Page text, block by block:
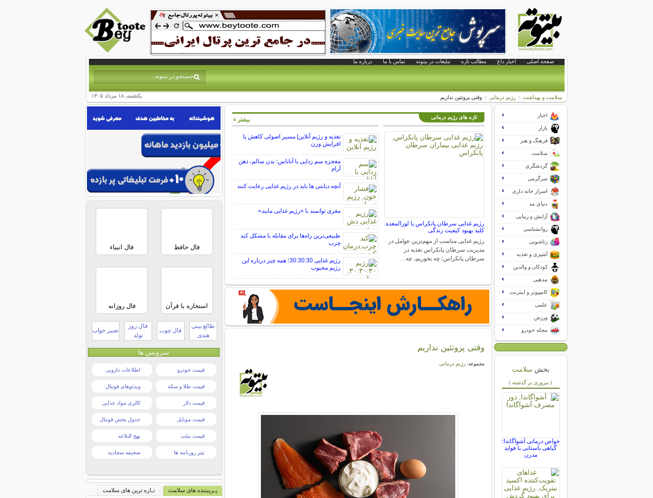
صفحه اصلی اخبار داغ مطالب تازه تبلیغات در بیتوته تماس با ما درباره ما
یکشنبه, ۱۸ مرداد ۱۴۰۵ سلامت و بهداشت رژیم درمانی وقتی پروتئین نداریم
تازه های رژیم درمانی
رژیم غذایی سرطان پانکراس یا لوزالمعده:
کلید بهبود کیفیت زندگی
رژیم غذایی مناسب از مهم‌ترین عوامل در
مدیریت سرطان پانکراس تغذیه در
سرطان پانکراس؛ چه بخوریم، چه…
تغذیه و رژیم آنلاین| مسیر اصولی کاهش یا
افزایش وزن
معجزه سم زدایی با آناناس؛ بدن سالم، ذهن
آرام
آنچه دیابتی ها باید در رژیم غذایی رعایت کنند
مغزی توانمند با «رژیم غذایی مایند»
طبیعی‌ترین راه‌ها برای مقابله با مشکل کبد
چرب
رژیم غذایی 30:30:30؛ همه چیز درباره این
رژیم محبوب
بیشتر »
وقتی پروتئین نداریم
مجموعه:رژیم درمانی
اخبار
بازار
فرهنگ و هنر
سلامت
گردشگری
سرگرمی
اسرار خانه داری
دنیای مد
آرایش و زیبایی
روانشناسی
زناشویی
آشپزی و تغذیه
کودکان و والدین
مذهبی
کامپیوتر و اینترنت
علمی
ورزش
مجله خودرو
بخش سلامت
( مروری بر گذشته )
خواص درمانی آشواگاندا؛
گیاهی باستانی با فواید
مدرن
فال حافظ فال انبیاء
استخاره با قرآن فال روزانه
طالع بینی
هندی
فال چوب
فال روز
تولد
تعبیر خواب
سرویس ها
قیمت خودرو اطلاعات دارویی
قیمت طلا و سکه ویدئوهای فوتبال
قیمت دلار کالری مواد غذایی
قیمت موبایل جدول پخش فوتبال
قیمت تبلت نهج البلاغه
تیتر روزنامه ها صحیفه سجادیه
پـربیننده های سلامت
تـازه ترین های سلامت